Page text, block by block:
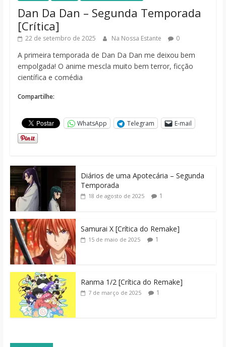
Dan Da Dan – Segunda Temporada
[Crítica]
22 de setembro de 2025 Na Nossa Estante 0
A primeira temporada de Dan Da Dan me deixou bem
empolgada! O anime mescla muito bem terror, ficção
científica e comédia
Compartilhe:
WhatsApp Telegram E-mail
Diários de uma Apotecária – Segunda
Temporada
18 de agosto de 2025 1
Samurai X [Crítica do Remake]
15 de maio de 2025 1
Ranma 1/2 [Crítica do Remake]
7 de março de 2025 1